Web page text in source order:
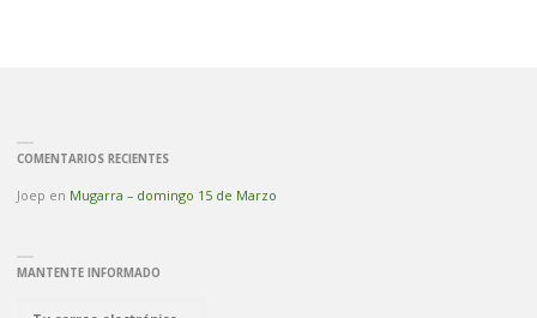
COMENTARIOS RECIENTES
Joep en Mugarra – domingo 15 de Marzo
MANTENTE INFORMADO